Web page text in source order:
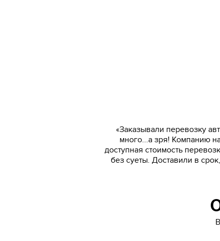
«Заказывали перевозку
много...а зря! Компанию
доступная стоимость
без суеты. Доставили в